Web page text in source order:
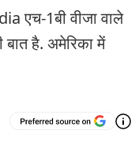
एच-1बी वीजा वाले
बात है. अमेरिका में